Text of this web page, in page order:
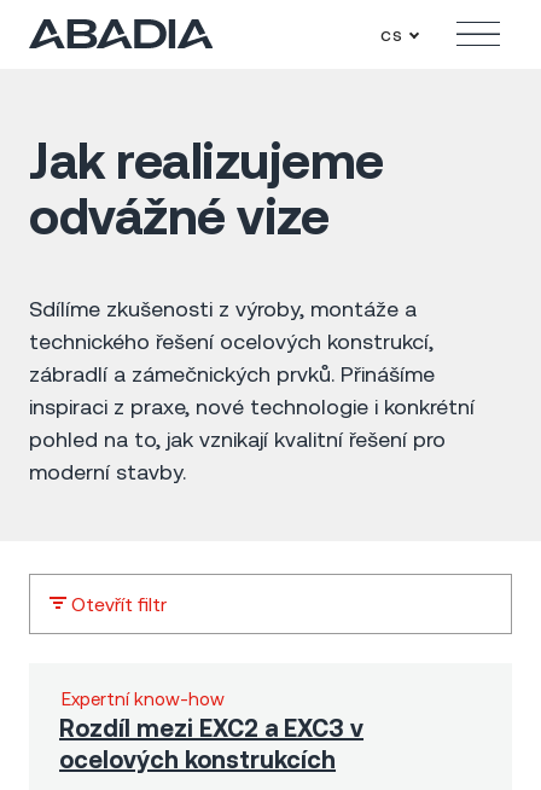
Menu
cs
Jak realizujeme
odvážné vize
Sdílíme zkušenosti z výroby, montáže a
technického řešení ocelových konstrukcí,
zábradlí a zámečnických prvků. Přinášíme
inspiraci z praxe, nové technologie i konkrétní
pohled na to, jak vznikají kvalitní řešení pro
moderní stavby.
Otevřít filtr
Expertní know-how
Rozdíl mezi EXC2 a EXC3 v
ocelových konstrukcích